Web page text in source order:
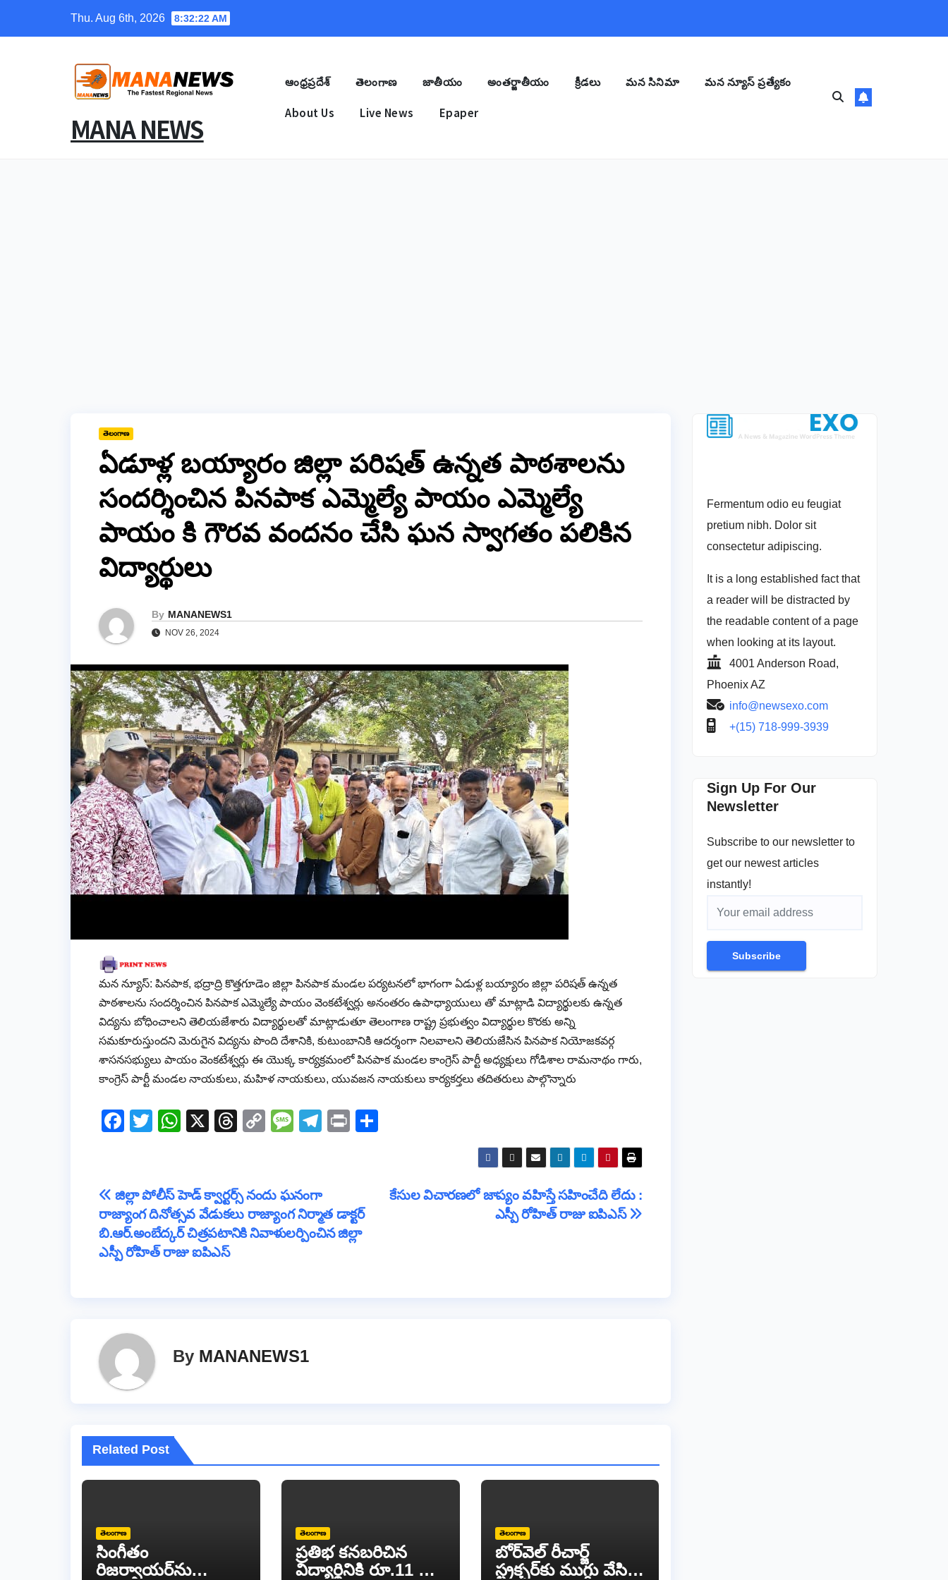
Thu. Aug 6th, 2026 8:32:23 AM
MANA NEWS
ఆంధ్రప్రదేశ్ తెలంగాణ జాతీయం అంతర్జాతీయం క్రీడలు మన సినిమా మన న్యూస్ ప్రత్యేకం
About Us Live News Epaper
తెలంగాణ
ఏడూళ్ల బయ్యారం జిల్లా పరిషత్ ఉన్నత పాఠశాలను
సందర్శించిన పినపాక ఎమ్మెల్యే పాయం ఎమ్మెల్యే
పాయం కి గౌరవ వందనం చేసి ఘన స్వాగతం పలికిన
విద్యార్థులు
By MANANEWS1
NOV 26, 2024
మన న్యూస్: పినపాక, భద్రాద్రి కొత్తగూడెం జిల్లా పినపాక మండల పర్యటనలో భాగంగా ఏడుళ్ల బయ్యారం జిల్లా పరిషత్ ఉన్నత
పాఠశాలను సందర్శించిన పినపాక ఎమ్మెల్యే పాయం వెంకటేశ్వర్లు అనంతరం ఉపాధ్యాయులు తో మాట్లాడి విద్యార్థులకు ఉన్నత
విద్యను బోధించాలని తెలియజేశారు విద్యార్థులతో మాట్లాడుతూ తెలంగాణ రాష్ట్ర ప్రభుత్వం విద్యార్థుల కొరకు అన్ని
సమకూరుస్తుందని మెరుగైన విద్యను పొంది దేశానికి, కుటుంబానికి ఆదర్శంగా నిలవాలని తెలియజేసిన పినపాక నియోజకవర్గ
శాసనసభ్యులు పాయం వెంకటేశ్వర్లు ఈ యొక్క కార్యక్రమంలో పినపాక మండల కాంగ్రెస్ పార్టీ అధ్యక్షులు గోడిశాల రామనాథం గారు,
కాంగ్రెస్ పార్టీ మండల నాయకులు, మహిళ నాయకులు, యువజన నాయకులు కార్యకర్తలు తదితరులు పాల్గొన్నారు
F
e
b
o
o
T
er
W
s
A
p
p
X
T
a
d
s
C
y
Li
n
M
a
g
e
T
gr
a
m
Pr
e
Post
navigation
కేసుల విచారణలో జాప్యం వహిస్తే సహించేది లేదు :
ఎస్పీ రోహిత్ రాజు ఐపిఎస్
జిల్లా పోలీస్ హెడ్ క్వార్టర్స్ నందు ఘనంగా
రాజ్యాంగ దినోత్సవ వేడుకలు రాజ్యాంగ నిర్మాత డాక్టర్
బి.ఆర్.అంబేద్కర్ చిత్రపటానికి నివాళులర్పించిన జిల్లా
ఎస్పీ రోహిత్ రాజు ఐపిఎస్
By MANANEWS1
Related Post
తెలంగాణ
సింగీతం
రిజర్వాయర్‌ను
తెలంగాణ
ప్రతిభ కనబరిచిన
విద్యార్థినికి రూ.11 వేల
తెలంగాణ
బోర్‌వెల్ రీచార్జ్
స్ట్రక్చర్‌కు ముగ్గు వేసి
Fermentum odio eu feugiat
pretium nibh. Dolor sit
consectetur adipiscing.
It is a long established fact that
a reader will be distracted by
the readable content of a page
when looking at its layout.
4001 Anderson Road,
Phoenix AZ
info@newsexo.com
+(15) 718-999-3939
Sign Up For Our
Newsletter
Subscribe to our newsletter to
get our newest articles
instantly!
Subscribe